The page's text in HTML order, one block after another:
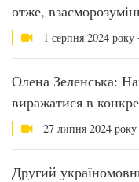
отже,
1 серпня 2024 року
Олена Зеленська:
виражатися в
27 липня 2024
Другий